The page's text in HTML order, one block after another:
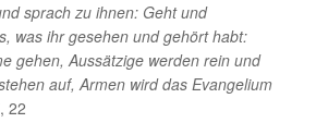
sprach zu ihnen: Geht und
was ihr gesehen und gehört habt:
gehen, Aussätzige werden rein und
auf, Armen wird das Evangelium
22